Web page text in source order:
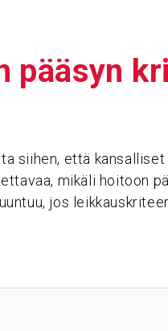
pääsyn
siihen, että kansalliset
mikäli hoitoon
jos